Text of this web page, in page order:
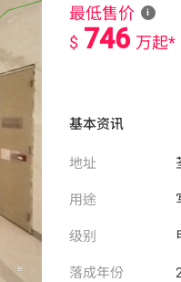
电系统，迎合现代化需求。
园，为租户提供绿色休憩
通便捷。完善的行人天桥
优越配套及灵活空间，
最低售价 i
$ 746 万起*
基本资讯
地址
用途
级别
落成年份